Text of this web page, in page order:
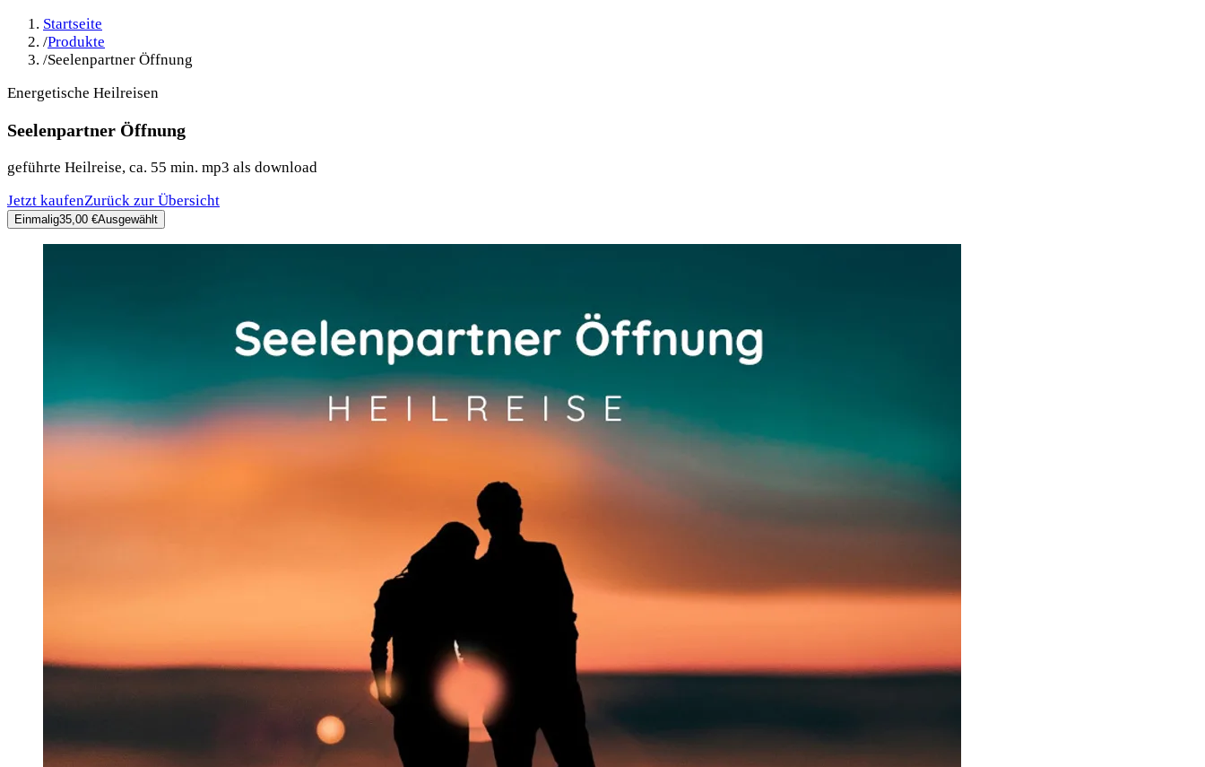
Startseite
/Produkte
/Seelenpartner Öffnung
Energetische Heilreisen
Seelenpartner Öffnung
geführte Heilreise, ca. 55 min. mp3 als download
Jetzt kaufenZurück zur Übersicht
Einmalig35,00 €Ausgewählt